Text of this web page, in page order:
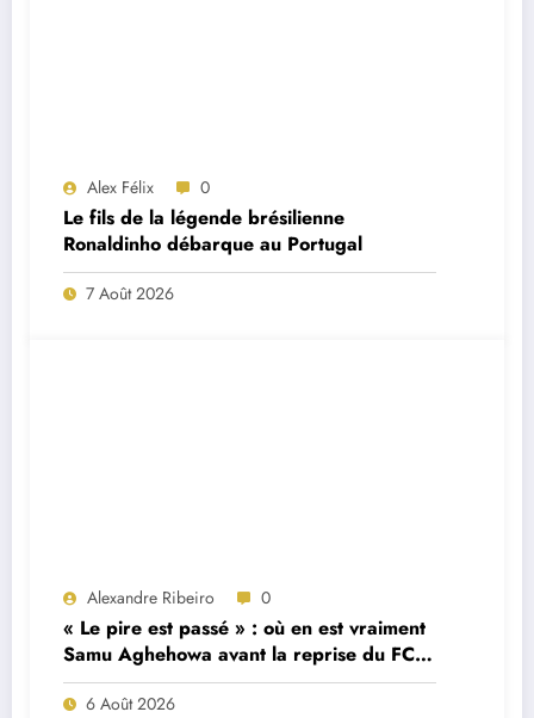
Alex Félix 0
Le fils de la légende brésilienne
Ronaldinho débarque au Portugal
7 Août 2026
Alexandre Ribeiro 0
« Le pire est passé » : où en est vraiment
Samu Aghehowa avant la reprise du FC
Porto ?
6 Août 2026